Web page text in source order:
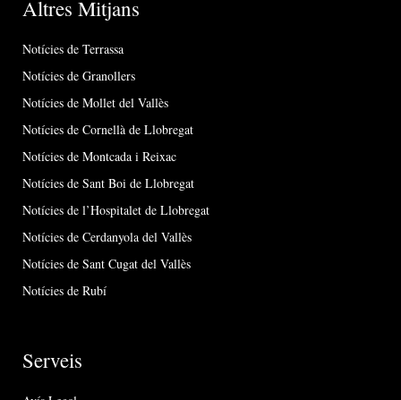
Altres Mitjans
Notícies de Terrassa
Notícies de Granollers
Notícies de Mollet del Vallès
Notícies de Cornellà de Llobregat
Notícies de Montcada i Reixac
Notícies de Sant Boi de Llobregat
Notícies de l’Hospitalet de Llobregat
Notícies de Cerdanyola del Vallès
Notícies de Sant Cugat del Vallès
Notícies de Rubí
Serveis